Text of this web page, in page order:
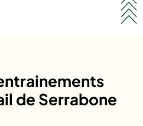
de Serrabone